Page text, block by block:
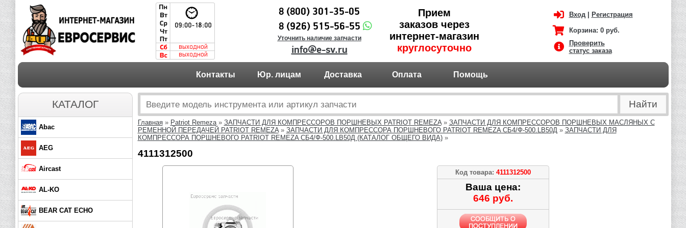
8 (800) 301-35-05
Прием
заказов через
интернет-магазин
круглосуточно
8 (926) 515-56-55
Уточнить наличие запчасти
info@e-sv.ru
Вход| Регистрация
Корзина: 0 руб.
Проверить
статус заказа
Контакты Юр. лицам Доставка Оплата Помощь
КАТАЛОГ
Abac
AEG
Aircast
AL-KO
BEAR CAT ECHO
Главная» Patriot Remeza» ЗАПЧАСТИ ДЛЯ КОМПРЕССОРОВ ПОРШНЕВЫХ PATRIOT REMEZA» ЗАПЧАСТИ ДЛЯ КОМПРЕССОРОВ ПОРШНЕВЫХ МАСЛЯНЫХ С
РЕМЕННОЙ ПЕРЕДАЧЕЙ PATRIOT REMEZA» ЗАПЧАСТИ ДЛЯ КОМПРЕССОРА ПОРШНЕВОГО PATRIOT REMEZA СБ4/Ф-500.LB50Д» ЗАПЧАСТИ ДЛЯ
КОМПРЕССОРА ПОРШНЕВОГО PATRIOT REMEZA СБ4/Ф-500.LB50Д (КАТАЛОГ ОБЩЕГО ВИДА)»
4111312500
Код товара: 4111312500
Ваша цена:
646 руб.